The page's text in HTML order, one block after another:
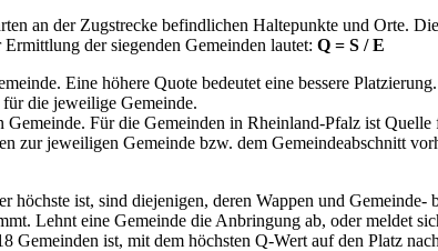
an der Zugstrecke befindlichen Haltepunkte und Orte.
der siegenden Gemeinden lautet: Q = S / E
Eine höhere Quote bedeutet eine bessere Platzierung.
für die jeweilige Gemeinde.
Für die Gemeinden in Rheinland-Pfalz ist
zur jeweiligen Gemeinde bzw. dem Gemeindeabschnitt
höchste ist, sind diejenigen, deren Wappen und
Lehnt eine Gemeinde die Anbringung ab, oder meldet
Gemeinden ist, mit dem höchsten Q-Wert auf den Platz